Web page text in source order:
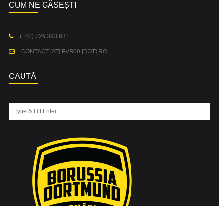
CUM NE GĂSEȘTI
(+40) 726 393 631
CONTACT [AT] BVB09 [DOT] RO
CAUTĂ